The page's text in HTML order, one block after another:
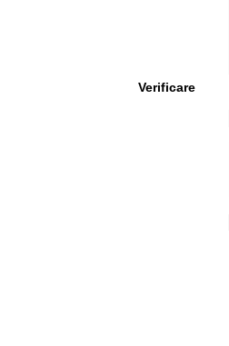
Verificare